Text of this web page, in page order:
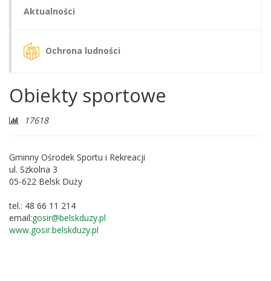
Aktualności
Ochrona ludności
Obiekty sportowe
Liczba
17618
Gminny Ośrodek Sportu i Rekreacji
ul. Szkolna 3
05-622 Belsk Duży
tel.: 48 66 11 214
email:gosir@belskduzy.pl
www.gosir.belskduzy.pl